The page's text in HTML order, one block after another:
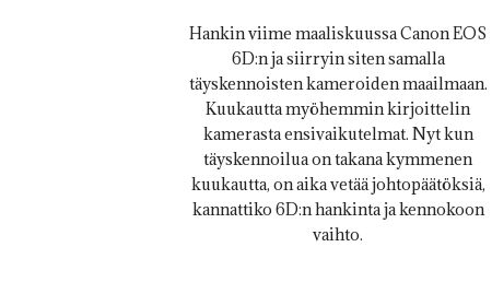
Hankin viime maaliskuussa Canon EOS
6D:n ja siirryin siten samalla
täyskennoisten kameroiden maailmaan.
Kuukautta myöhemmin kirjoittelin
kamerasta ensivaikutelmat. Nyt kun
täyskennoilua on takana kymmenen
kuukautta, on aika vetää johtopäätöksiä,
kannattiko 6D:n hankinta ja kennokoon
vaihto.